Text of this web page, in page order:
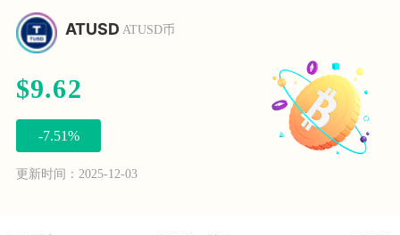
ATUSD ATUSD币
$9.62
-7.51%
更新时间：2025-12-03